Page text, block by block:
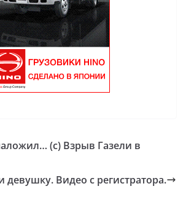
(с) Взрыв Газели в
девушку. Видео с регистратора.